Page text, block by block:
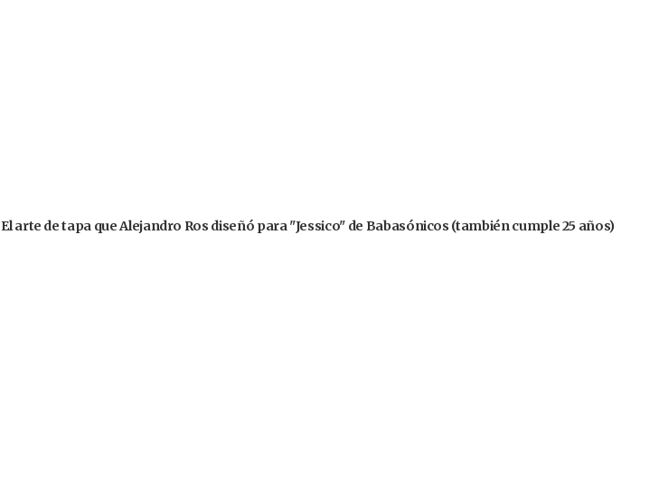
El arte de tapa que Alejandro Ros diseñó para "Jessico" de Babasónicos (también cumple 25 años)